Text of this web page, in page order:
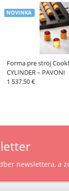
Forma pre stroj
CYLINDER – PAVONI
NOVINKA
1 537.50 €
newslettera, a